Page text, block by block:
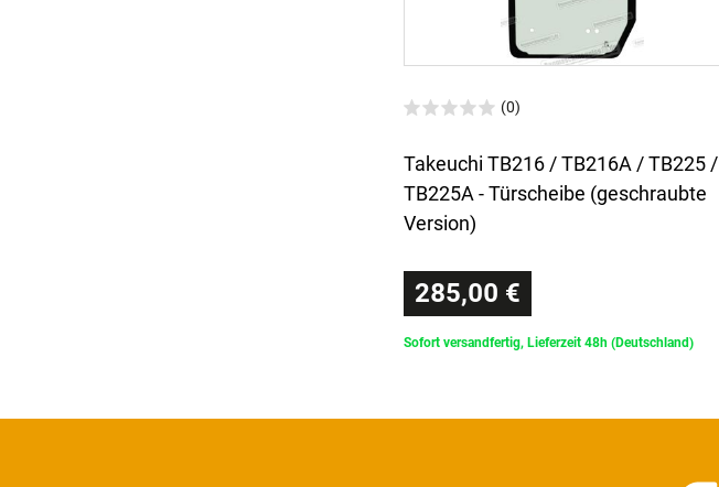
(0)
Takeuchi TB216 / TB216A / TB225 /
TB225A - Türscheibe (geschraubte
Version)
285,00 €
Sofort versandfertig, Lieferzeit 48h (Deutschland)